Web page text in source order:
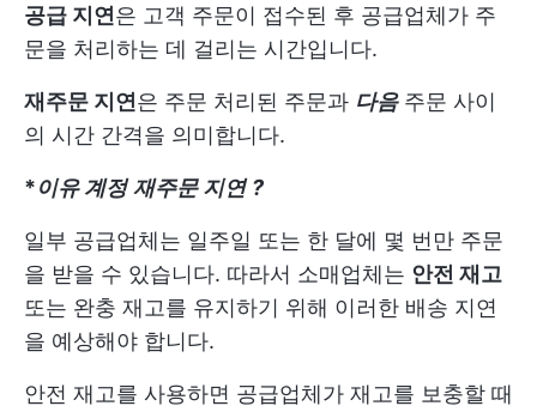
공급 지연은 고객 주문이 접수된 후 공급업체가 주
문을 처리하는 데 걸리는 시간입니다.
재주문 지연은 주문 처리된 주문과 다음주문 사이
의 시간 간격을 의미합니다.
*이유 계정 재주문 지연 ?
일부 공급업체는 일주일 또는 한 달에 몇 번만 주문
을 받을 수 있습니다. 따라서 소매업체는 안전 재고
또는 완충 재고를 유지하기 위해 이러한 배송 지연
을 예상해야 합니다.
안전 재고를 사용하면 공급업체가 재고를 보충할 때